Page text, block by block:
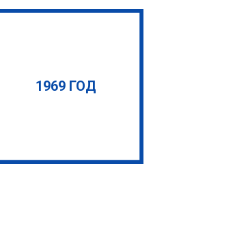
1969 ГОД